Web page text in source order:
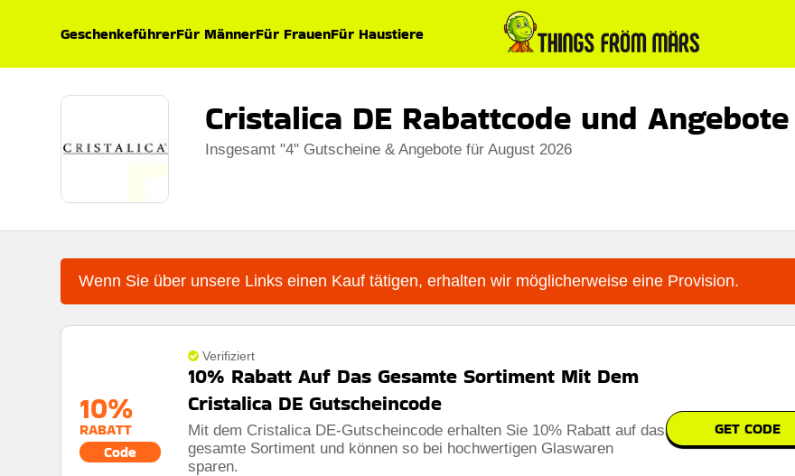
GeschenkeführerFür MännerFür FrauenFür Haustiere
Cristalica DE Rabattcode und Angebote
Insgesamt "4" Gutscheine & Angebote für August 2026
Wenn Sie über unsere Links einen Kauf tätigen, erhalten wir möglicherweise eine Provision.
10%
RABATT
Code
Verifiziert
10% Rabatt Auf Das Gesamte Sortiment Mit Dem
Cristalica DE Gutscheincode
Mit dem Cristalica DE-Gutscheincode erhalten Sie 10% Rabatt auf das
gesamte Sortiment und können so bei hochwertigen Glaswaren
sparen.
GET CODE